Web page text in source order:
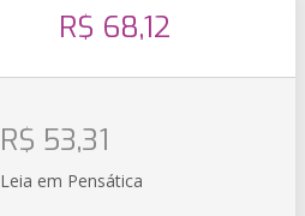
R$ 68,12
R$ 53,31
Leia em Pensática